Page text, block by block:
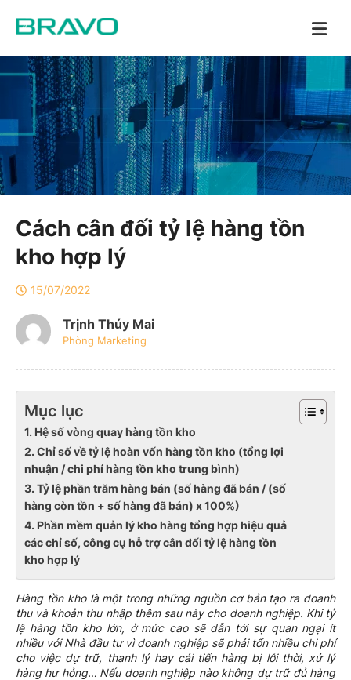
Cách cân đối tỷ lệ hàng tồn
kho hợp lý
15/07/2022
Trịnh Thúy Mai
Phòng Marketing
Mục lục
1. Hệ số vòng quay hàng tồn kho
2. Chỉ số về tỷ lệ hoàn vốn hàng tồn kho (tổng lợi
nhuận / chi phí hàng tồn kho trung bình)
3. Tỷ lệ phần trăm hàng bán (số hàng đã bán / (số
hàng còn tồn + số hàng đã bán) x 100%)
4. Phần mềm quản lý kho hàng tổng hợp hiệu quả
các chỉ số, công cụ hỗ trợ cân đối tỷ lệ hàng tồn
kho hợp lý
Hàng tồn kho là một trong những nguồn cơ bản tạo ra doanh
thu và khoản thu nhập thêm sau này cho doanh nghiệp. Khi tỷ
lệ hàng tồn kho lớn, ở mức cao sẽ dẫn tới sự quan ngại ít
nhiều với Nhà đầu tư vì doanh nghiệp sẽ phải tốn nhiều chi phí
cho việc dự trữ, thanh lý hay cải tiến hàng bị lỗi thời, xử lý
hàng hư hỏng… Nếu doanh nghiệp nào không dự trữ đủ hàng